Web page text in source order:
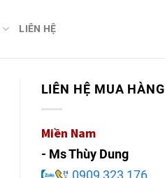
LIÊN HỆ
LIÊN HỆ MUA HÀNG
Miền Nam
- Ms Thùy Dung
0909 323 176